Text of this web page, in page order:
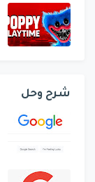
شرح وحل